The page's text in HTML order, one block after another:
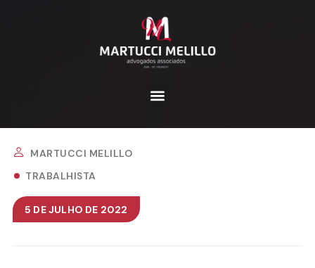
MARTUCCI MELILLO
TRABALHISTA
5 DE JULHO DE 2022